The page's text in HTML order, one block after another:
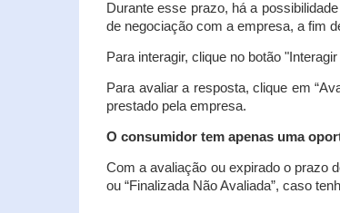
Durante esse prazo, há a
de negociação com a empresa, a fim
Para interagir, clique no botão
Para avaliar a resposta, clique em
prestado pela empresa.
O consumidor tem apenas uma
Com a avaliação ou expirado o prazo
ou “Finalizada Não Avaliada”, caso